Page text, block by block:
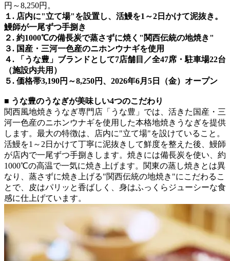
円～8,250円。
１. 店内に"立て場"を設置し、活鰻を1～2日かけて泥抜き。
鰻師が一尾ずつ手捌き
２. 約1000℃の備長炭で蒸さずに焼く"関西伝統の地焼き"
３. 国産・三河一色産のニホンウナギを使用
４. 「うな豊」ブランドとして7店舗目／全47席・駐車場22台
（施設内共用）
５. 価格帯3,190円～8,250円、2026年6月5日（金）オープン
■ うな豊のうなぎが美味しい4つのこだわり
関西風地焼きうなぎ専門店「うな豊」では、活きた国産・三
河一色産のニホンウナギを使用した本格地焼きうなぎを提供
します。最大の特徴は、店内に"立て場"を設けていること。
活鰻を1～2日かけて丁寧に泥抜きして鮮度を整えた後、鰻師
が店内で一尾ずつ手捌きします。焼きには備長炭を使い、約
1000℃の高温で一気に焼き上げます。関東の蒸し焼きとは異
なり、蒸さずに焼き上げる"関西伝統の地焼き"にこだわるこ
とで、皮はパリッと香ばしく、身はふっくらジューシーな食
感に仕上げています。